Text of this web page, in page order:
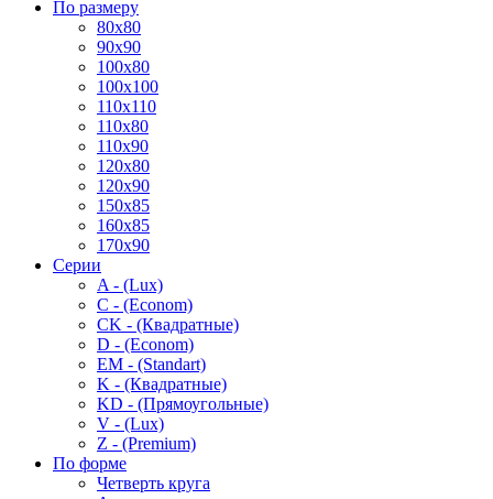
По размеру
80x80
90x90
100x80
100x100
110x110
110x80
110x90
120x80
120x90
150x85
160x85
170x90
Серии
A - (Lux)
C - (Econom)
CK - (Квадратные)
D - (Econom)
EM - (Standart)
K - (Квадратные)
KD - (Прямоугольные)
V - (Lux)
Z - (Premium)
По форме
Четверть круга